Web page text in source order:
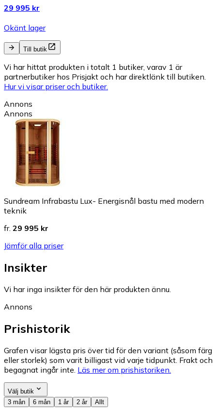
29 995 kr
Okänt lager
Till butik
Vi har hittat produkten i totalt 1 butiker, varav 1 är
partnerbutiker hos Prisjakt och har direktlänk till butiken.
Hur vi visar priser och butiker.
Annons
Annons
Sundream Infrabastu Lux- Energisnål bastu med modern
teknik
fr. 29 995 kr
Jämför alla priser
Insikter
Vi har inga insikter för den här produkten ännu.
Annons
Prishistorik
Grafen visar lägsta pris över tid för den variant (såsom färg
eller storlek) som varit billigast vid varje tidpunkt. Frakt och
begagnat ingår inte. Läs mer om prishistoriken.
Välj butik
3 mån
6 mån 1 år 2 år Allt